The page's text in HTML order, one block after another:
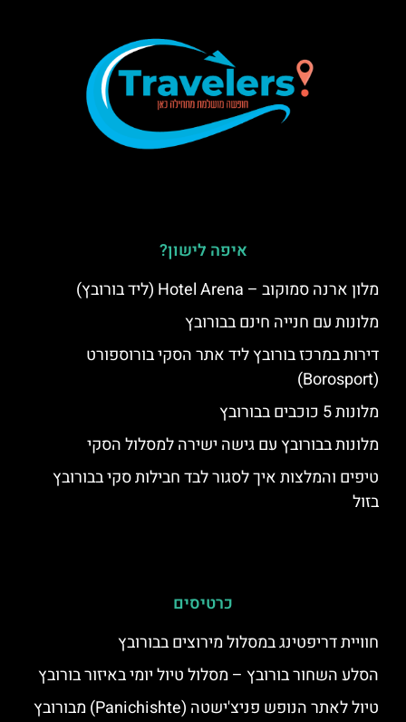
איפה לישון?
מלון ארנה סמוקוב – Hotel Arena (ליד בורובץ)
מלונות עם חנייה חינם בבורובץ
דירות במרכז בורובץ ליד אתר הסקי בורוספורט
(Borosport)
מלונות 5 כוכבים בבורובץ
מלונות בבורובץ עם גישה ישירה למסלול הסקי
טיפים והמלצות איך לסגור לבד חבילות סקי בבורובץ
בזול
כרטיסים
חוויית דריפטינג במסלול מירוצים בבורובץ
הסלע השחור בורובץ – מסלול טיול יומי באיזור בורובץ
טיול לאתר הנופש פניצ'ישטה (Panichishte) מבורובץ